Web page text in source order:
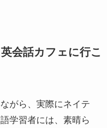
会話カフェに行こ
がら、実際にネイテ
学習者には、素晴ら